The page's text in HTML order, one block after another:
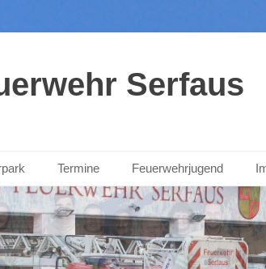
Serfaus
Termine Feuerwehrjugend